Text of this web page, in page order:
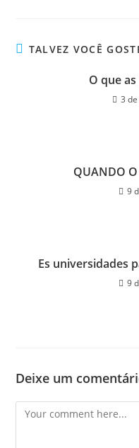
TALVEZ VOCÊ
O que
3
QUANDO
9
Es universidades
9
Deixe um